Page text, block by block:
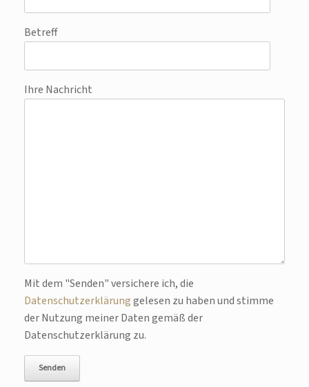
Betreff
Ihre Nachricht
Bitte lasse dieses Feld leer.
Mit dem "Senden" versichere ich, die
Datenschutzerklärunggelesen zu haben und stimme
der Nutzung meiner Daten gemäß der
Datenschutzerklärung zu.